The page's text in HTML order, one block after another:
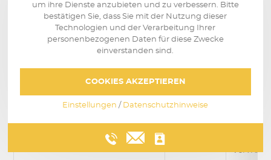
COOKIE DAUER
acceptedCookies 6 Monate
acceptedNecessaryCookies
um ihre Dienste anzubieten und zu verbessern. Bitte
bestätigen Sie, dass Sie mit der Nutzung dieser
Technologien und der Verarbeitung Ihrer
personenbezogenen Daten für diese Zwecke
einverstanden sind.
COOKIES AKZEPTIEREN
Einstellungen / Datenschutzhinweise